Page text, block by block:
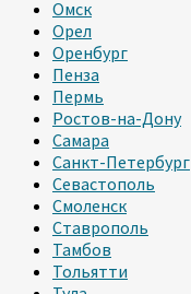
Омск
Орел
Оренбург
Пенза
Пермь
Ростов-на-Дону
Самара
Санкт-Петербург
Севастополь
Смоленск
Ставрополь
Тамбов
Тольятти